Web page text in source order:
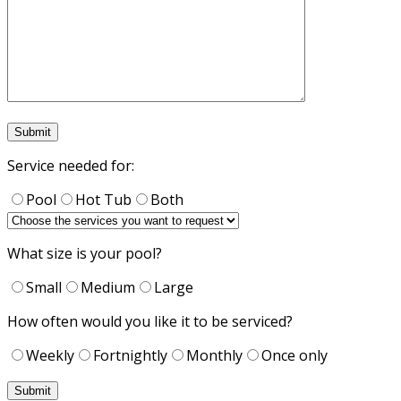
Submit
Service needed for:
Pool
Hot Tub Both
What size is your pool?
Small
Medium
Large
How often would you like it to be serviced?
Weekly
Fortnightly Monthly Once only